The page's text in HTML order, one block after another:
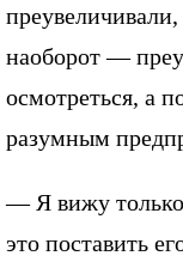
наоборот —
осмотреться, а
разумным
— Я вижу только
это поставить